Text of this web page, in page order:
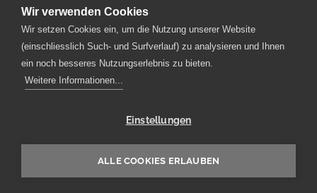
Wir verwenden Cookies
Wir setzen Cookies ein, um die Nutzung unserer Website
(einschliesslich Such- und Surfverlauf) zu analysieren und Ihnen
ein noch besseres Nutzungserlebnis zu bieten.
Weitere Informationen...
Einstellungen
ALLE COOKIES ERLAUBEN
FINDE HIER
DEINE LEHRSTELLE!